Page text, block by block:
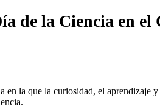
de la Ciencia en el
la que la curiosidad, el aprendizaje